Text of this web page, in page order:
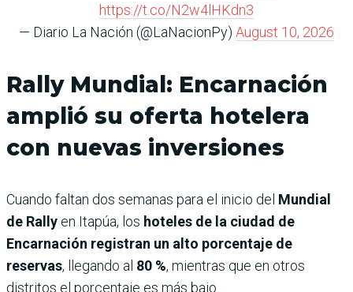
https://t.co/N2w4lHKdn3
— Diario La Nación (@LaNacionPy) August 10, 2026
Rally Mundial: Encarnación
amplió su oferta hotelera
con nuevas inversiones
Cuando faltan dos semanas para el inicio del Mundial
de Rally en Itapúa, los hoteles de la ciudad de
Encarnación registran un alto porcentaje de
reservas, llegando al 80 %, mientras que en otros
distritos el porcentaje es más bajo.